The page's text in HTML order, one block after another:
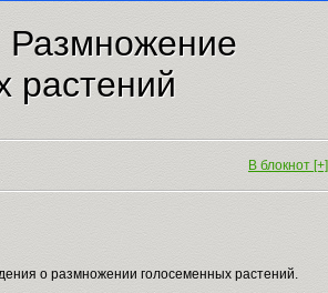
Размножение
растений
В блокнот [+]
о размножении голосеменных растений.